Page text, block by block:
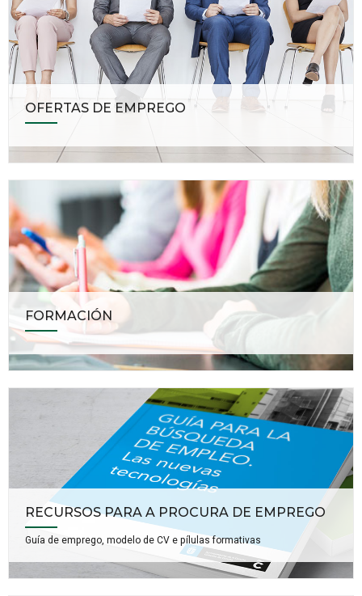
OFERTAS DE EMPREGO
FORMACIÓN
RECURSOS PARA A PROCURA DE EMPREGO
Guía de emprego, modelo de CV e pílulas formativas